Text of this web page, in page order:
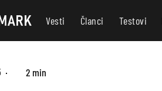
Vesti Članci Testovi
2 min